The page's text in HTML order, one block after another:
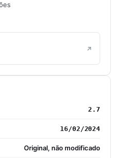
2.7
16/02/2024
Original, não modificado